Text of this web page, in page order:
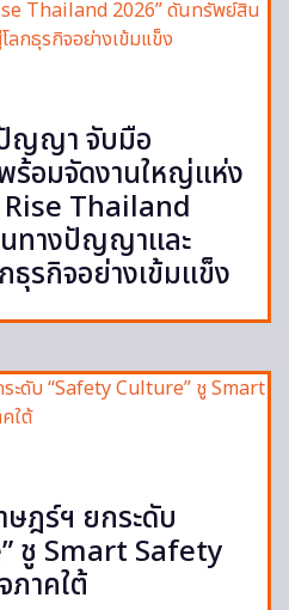
ญญา จับมือ
ร้อมจัดงานใหญ่แห่ง
Thailand
ทางปัญญาและ
รกิจอย่างเข้มแข็ง
ฎร์ฯ ยกระดับ
ชู Smart Safety
ภาคใต้